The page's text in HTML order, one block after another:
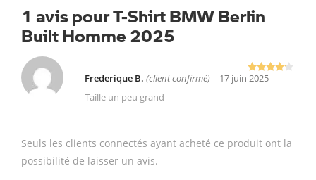
1 avis pourT-Shirt BMW Berlin
Built Homme 2025
Note4
Frederique B. (client confirmé) – 17 juin 2025
Taille un peu grand
Seuls les clients connectés ayant acheté ce produit ont la
possibilité de laisser un avis.